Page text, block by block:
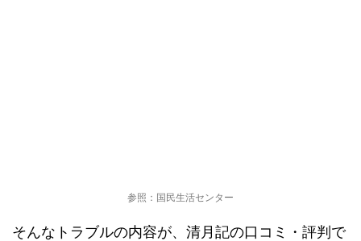
参照：国民生活センター
そんなトラブルの内容が、清月記の口コミ・評判で